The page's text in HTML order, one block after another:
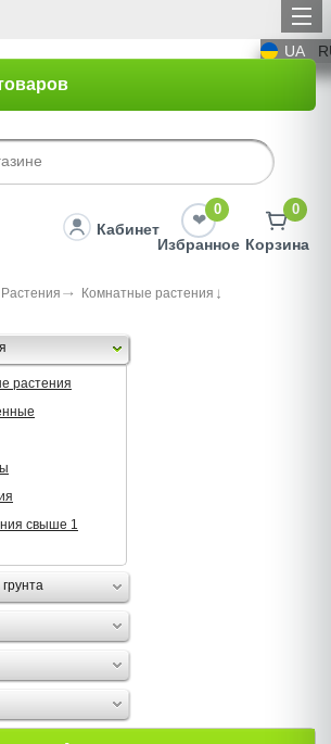
UA
Кабинет
0
Избранное
0
Корзина
Растения Комнатные растения
растения
свыше 1